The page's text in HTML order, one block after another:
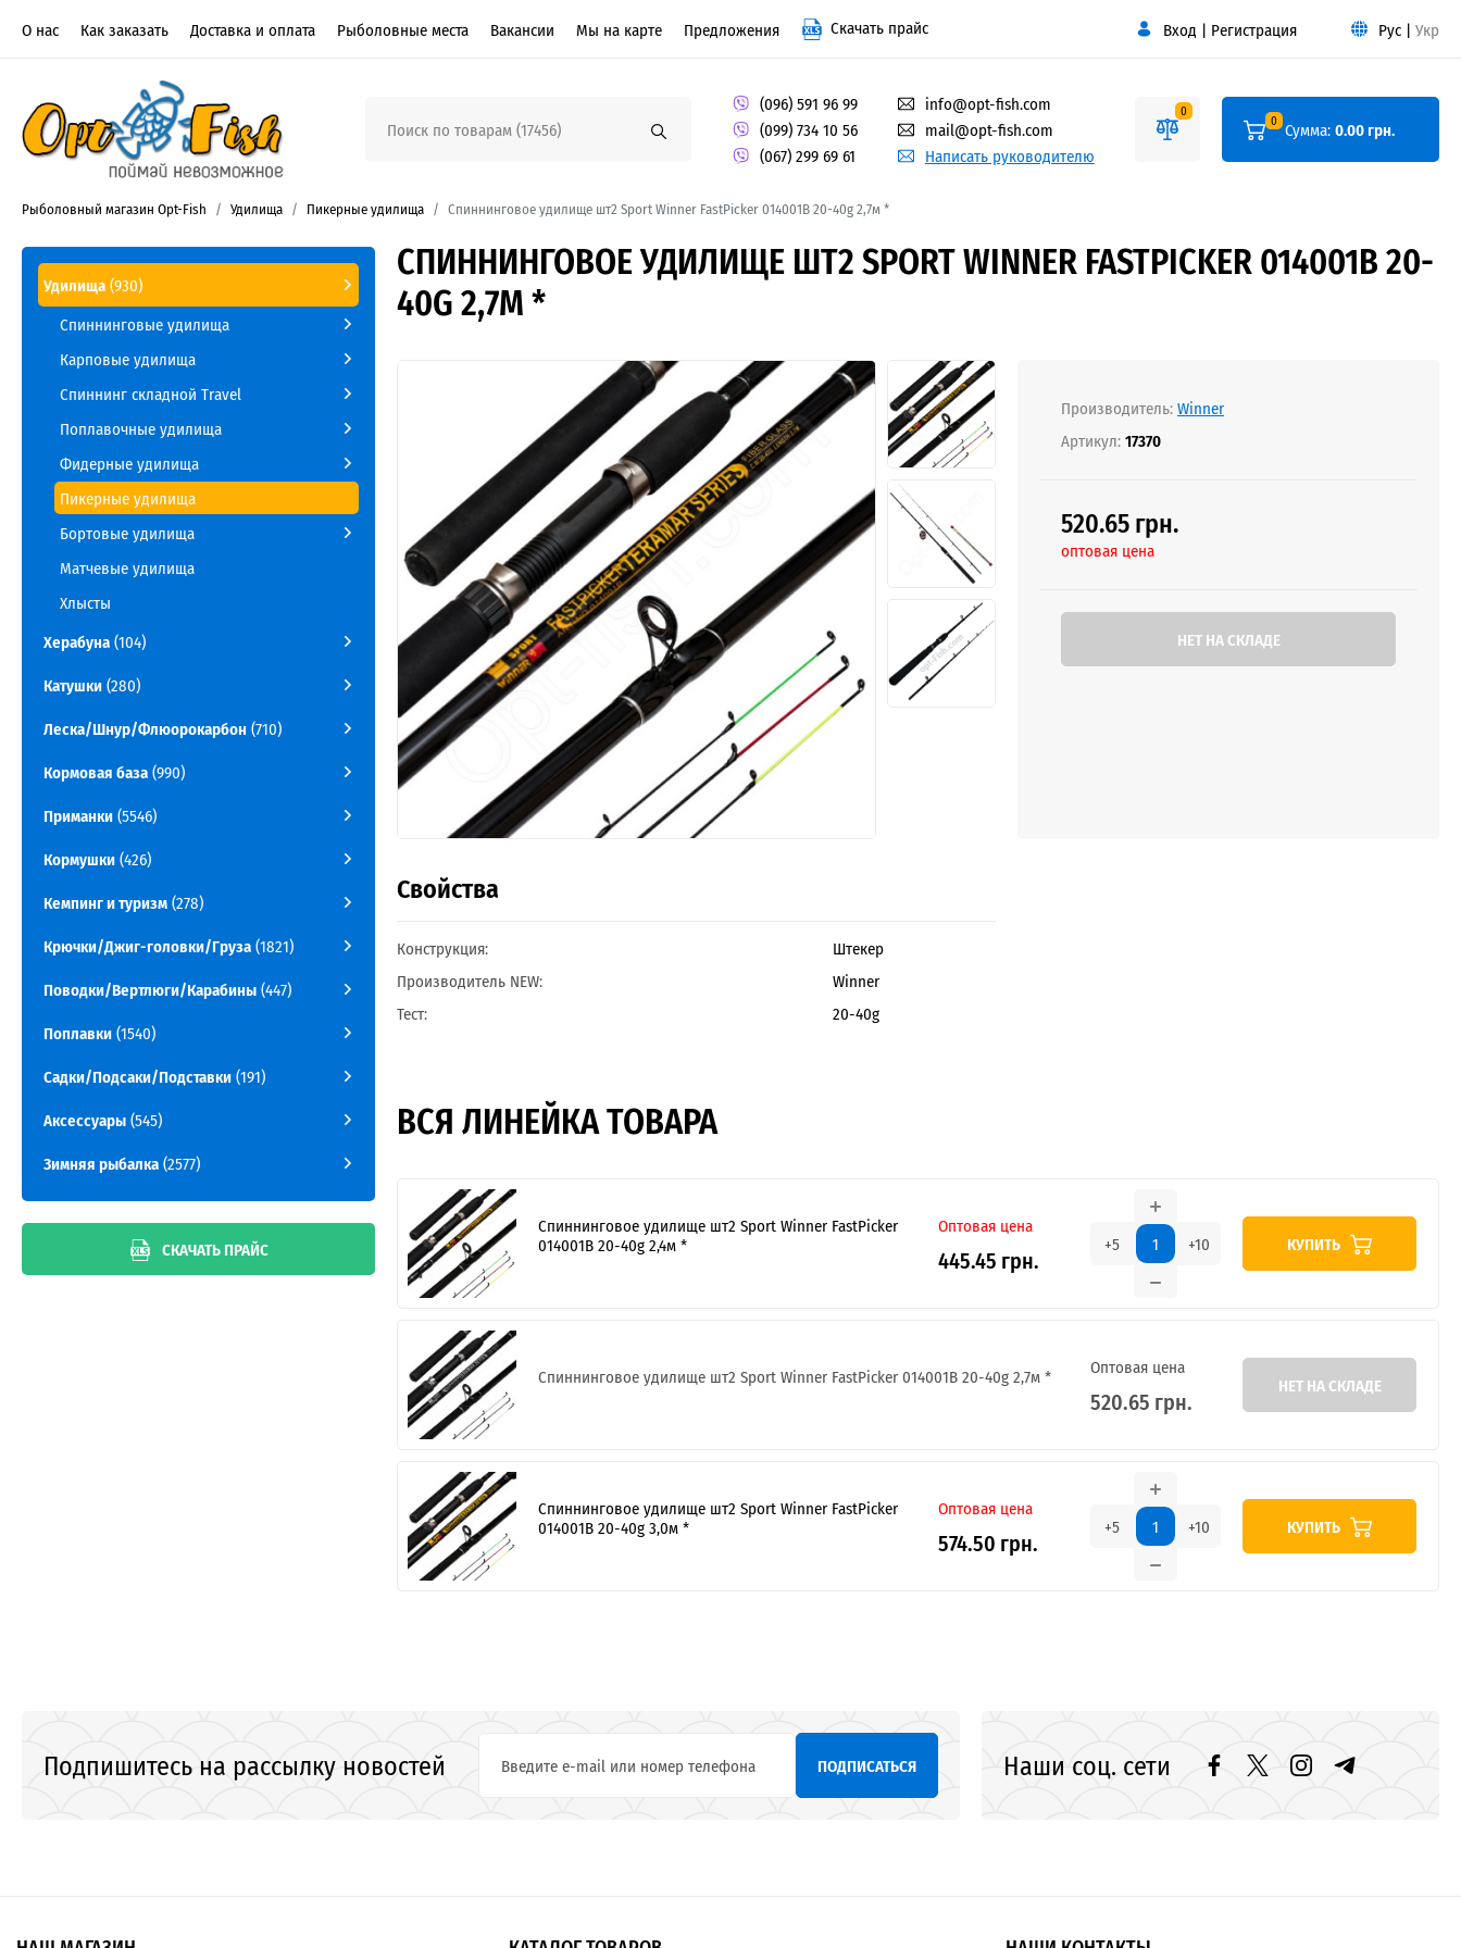
О нас Как заказать Доставка и оплата Рыболовные места Вакансии Мы на карте Предложения Скачать прайс Вход | Регистрация Рус | Укр
(096) 591 96 99
(099) 734 10 56
(067) 299 69 61
info@opt-fish.com
mail@opt-fish.com
Написать руководителю
0
0 Сумма:0.00 грн.
Рыболовный магазин Opt-Fish Удилища Пикерные удилища Спиннинговое удилище шт2 Sport Winner FastPicker 014001B 20-40g 2,7м *
СПИННИНГОВОЕ УДИЛИЩЕ ШТ2 SPORT WINNER FASTPICKER 014001B 20-
40G 2,7М *
Производитель:Winner
Артикул:17370
520.65 грн.
оптовая цена
НЕТ НА СКЛАДЕ
Свойства
Конструкция:
Штекер
Производитель NEW:
Winner
Тест:
20-40g
ВСЯ ЛИНЕЙКА ТОВАРА
Спиннинговое удилище шт2 Sport Winner FastPicker
014001B 20-40g 2,4м *
Оптовая цена
445.45 грн. +5 +10 КУПИТЬ
Спиннинговое удилище шт2 Sport Winner FastPicker 014001B 20-40g 2,7м * Оптовая цена
520.65 грн. НЕТ НА СКЛАДЕ
Спиннинговое удилище шт2 Sport Winner FastPicker
014001B 20-40g 3,0м *
Оптовая цена
574.50 грн. +5 +10 КУПИТЬ
Удилища(930)
Спиннинговые удилища
Карповые удилища
Спиннинг складной Travel
Поплавочные удилища
Фидерные удилища
Пикерные удилища
Бортовые удилища
Матчевые удилища
Хлысты
Херабуна(104)
Катушки(280)
Леска/Шнур/Флюорокарбон(710)
Кормовая база(990)
Приманки(5546)
Кормушки(426)
Кемпинг и туризм(278)
Крючки/Джиг-головки/Груза(1821)
Поводки/Вертлюги/Карабины(447)
Поплавки(1540)
Садки/Подсаки/Подставки(191)
Аксессуары(545)
Зимняя рыбалка(2577)
СКАЧАТЬ ПРАЙС
Подпишитесь на рассылку новостей ПОДПИСАТЬСЯ Наши соц. сети